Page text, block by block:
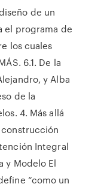
de un
el programa de
los cuales
6.1. De la
y Alba
de la
4. Más allá
Integral
y Modelo El
“como un